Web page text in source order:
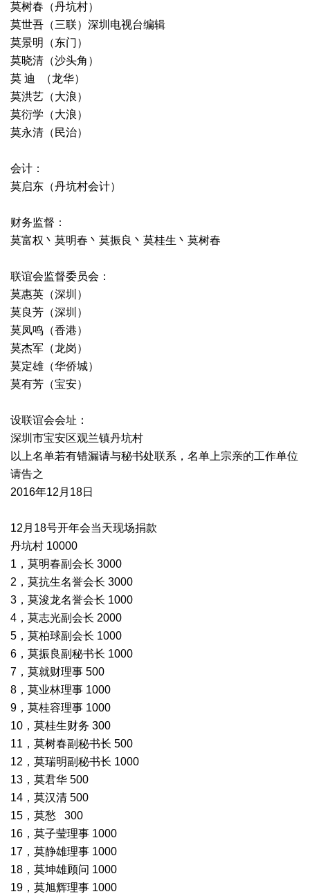
莫树春（丹坑村）
莫世吾（三联）深圳电视台编辑
莫景明（东门）
莫晓清（沙头角）
莫 迪 （龙华）
莫洪艺（大浪）
莫衍学（大浪）
莫永清（民治）
会计：
莫启东（丹坑村会计）
财务监督：
莫富权丶莫明春丶莫振良丶莫桂生丶莫树春
联谊会监督委员会：
莫惠英（深圳）
莫良芳（深圳）
莫凤鸣（香港）
莫杰军（龙岗）
莫定雄（华侨城）
莫有芳（宝安）
设联谊会会址：
深圳市宝安区观兰镇丹坑村
以上名单若有错漏请与秘书处联系，名单上宗亲的工作单位
请告之
2016年12月18日
12月18号开年会当天现场捐款
丹坑村 10000
1，莫明春副会长 3000
2，莫抗生名誉会长 3000
3，莫浚龙名誉会长 1000
4，莫志光副会长 2000
5，莫柏球副会长 1000
6，莫振良副秘书长 1000
7，莫就财理事 500
8，莫业林理事 1000
9，莫桂容理事 1000
10，莫桂生财务 300
11，莫树春副秘书长 500
12，莫瑞明副秘书长 1000
13，莫君华 500
14，莫汉清 500
15，莫愁 300
16，莫子莹理事 1000
17，莫静雄理事 1000
18，莫坤雄顾问 1000
19，莫旭辉理事 1000